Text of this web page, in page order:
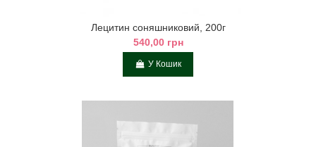
Лецитин соняшниковий, 200г
540,00 грн
У Кошик